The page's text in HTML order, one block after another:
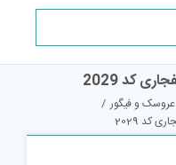
کد 2029
عروسک و فیگور /
کد 2029